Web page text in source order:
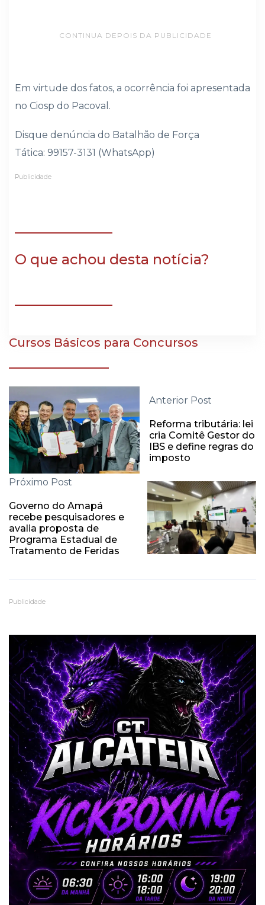
CONTINUA DEPOIS DA PUBLICIDADE
Em virtude dos fatos, a ocorrência foi apresentada
no Ciosp do Pacoval.
Disque denúncia do Batalhão de Força
Tática: 99157-3131 (WhatsApp)
Publicidade
O que achou desta notícia?
Cursos Básicos para Concursos
Anterior Post
Reforma tributária: lei
cria Comitê Gestor do
IBS e define regras do
imposto
Próximo Post
Governo do Amapá
recebe pesquisadores e
avalia proposta de
Programa Estadual de
Tratamento de Feridas
Publicidade